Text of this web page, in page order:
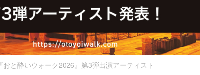
『おと酔いウォーク2026』第3弾出演アーティスト